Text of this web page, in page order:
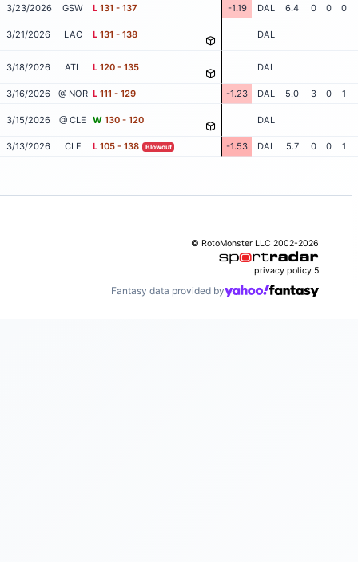
3/23/2026
GSW L 131 - 137 -1.19 DAL 6.4 0 0 0
3/21/2026 LAC L 131 - 138 DAL
3/18/2026 ATL L 120 - 135 DAL
3/16/2026 @ NOR L 111 - 129 -1.23 DAL 5.0 3 0 1
3/15/2026 @ CLE W 130 - 120 DAL
3/13/2026 CLE L 105 - 138 Blowout -1.53 DAL 5.7 0 0 1
© RotoMonster LLC 2002-2026
privacy policy 5
Fantasy data provided by